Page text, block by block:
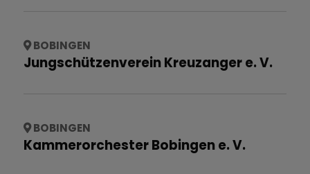
BOBINGEN
Jungschützenverein Kreuzanger e. V.
BOBINGEN
Kammerorchester Bobingen e. V.